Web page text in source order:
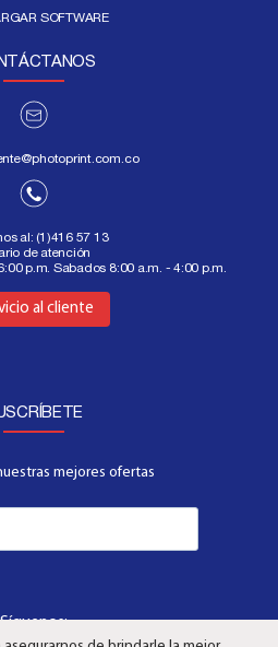
SOFTWARE
al: (1)416 57 13
de atención
p.m. Sabados 8:00 a.m. - 4:00 p.m.
al cliente
Aquí
mejores ofertas
Síguenos: